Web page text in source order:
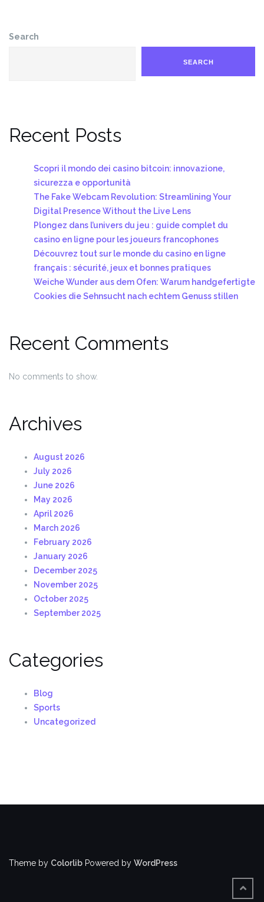
Search
SEARCH
Recent Posts
Scopri il mondo dei casino bitcoin: innovazione,
sicurezza e opportunità
The Fake Webcam Revolution: Streamlining Your
Digital Presence Without the Live Lens
Plongez dans l’univers du jeu : guide complet du
casino en ligne pour les joueurs francophones
Découvrez tout sur le monde du casino en ligne
français : sécurité, jeux et bonnes pratiques
Weiche Wunder aus dem Ofen: Warum handgefertigte
Cookies die Sehnsucht nach echtem Genuss stillen
Recent Comments
No comments to show.
Archives
August 2026
July 2026
June 2026
May 2026
April 2026
March 2026
February 2026
January 2026
December 2025
November 2025
October 2025
September 2025
Categories
Blog
Sports
Uncategorized
Theme by Colorlib Powered by WordPress